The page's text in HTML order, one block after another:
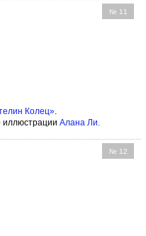
№ 11
Колец».
иллюстрации Алана Ли.
№ 12